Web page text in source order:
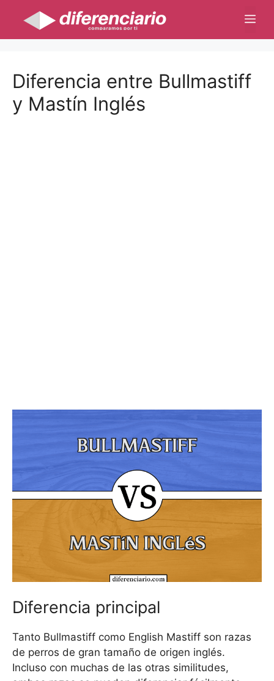
contenido
Diferencia entre Bullmastiff
y Mastín Inglés
Diferencia principal
Tanto Bullmastiff como English Mastiff son razas
de perros de gran tamaño de origen inglés.
Incluso con muchas de las otras similitudes,